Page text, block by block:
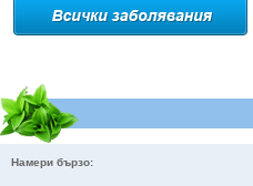
Намери бързо: